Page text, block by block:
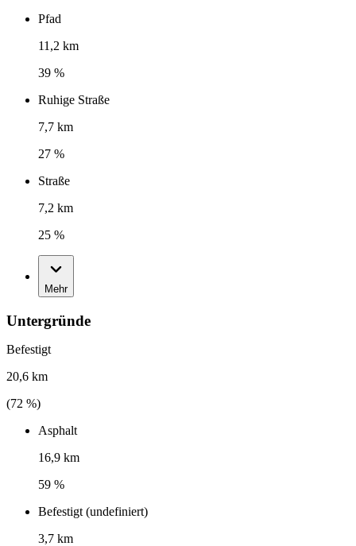
Pfad
11,2 km
39 %
Ruhige Straße
7,7 km
27 %
Straße
7,2 km
25 %
Mehr
Untergründe
Befestigt
20,6 km
(72 %)
Asphalt
16,9 km
59 %
Befestigt (undefiniert)
3,7 km